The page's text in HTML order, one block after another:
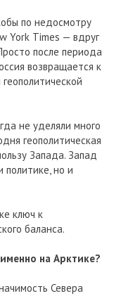
по недосмотру
York Times — вдруг
после периода
возвращается к
не уделяли много
геополитическая
Запада. Запад
политике, но и
ключ к
баланса.
на Арктике?
Севера